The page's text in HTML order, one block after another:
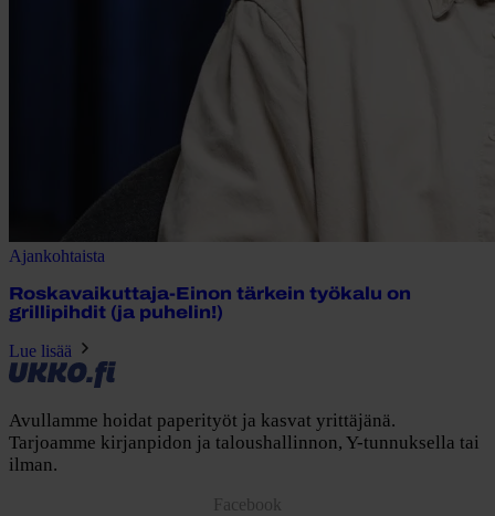
Ajankohtaista
Roskavaikuttaja-Einon tärkein työkalu on
grillipihdit (ja puhelin!)
Lue lisää
Avullamme hoidat paperityöt ja kasvat yrittäjänä.
Tarjoamme kirjanpidon ja taloushallinnon, Y-tunnuksella tai
ilman.
Facebook